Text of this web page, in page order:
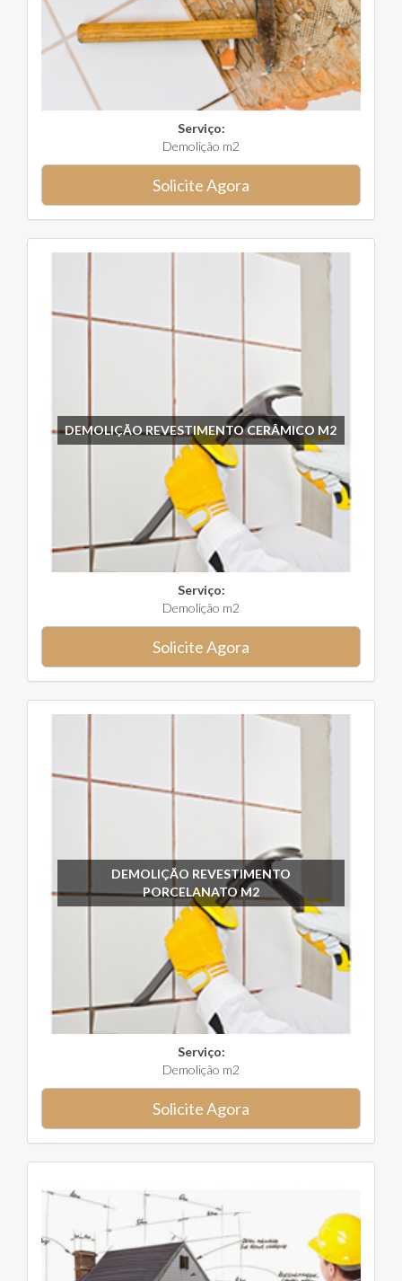
Serviço:
Demolição m2
Solicite Agora
DEMOLIÇÃO REVESTIMENTO CERÂMICO M2
Serviço:
Demolição m2
Solicite Agora
DEMOLIÇÃO REVESTIMENTO
PORCELANATO M2
Serviço:
Demolição m2
Solicite Agora